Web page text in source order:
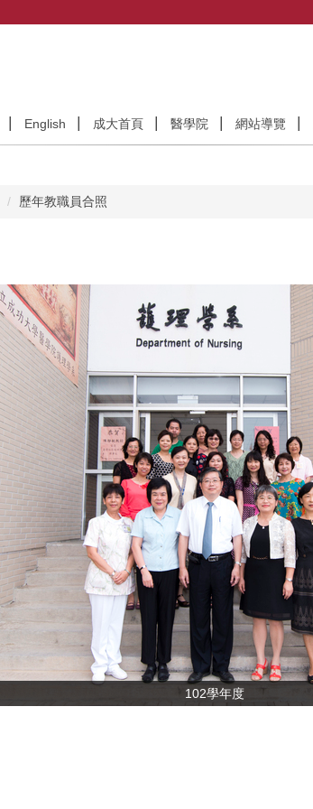
English 成大首頁 醫學院 網站導覽
歷年教職員合照
102學年度